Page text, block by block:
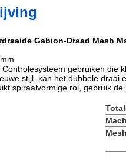
Gabion-Draad Mesh
gebruiken die
stijl, kan het dubbele
spiraalvormige rol, gebruik